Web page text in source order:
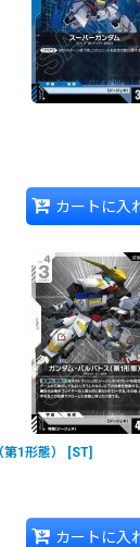
カートに入
1形態） [ST]
カートに入